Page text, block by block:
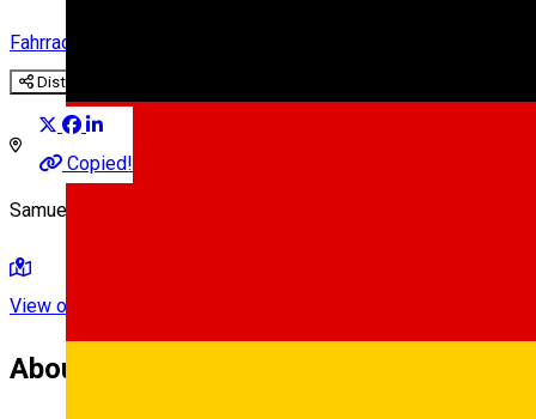
Fahrradständer
Distribuie
Copied!
Samuel von Brukenthal - Primărie
View on map
About